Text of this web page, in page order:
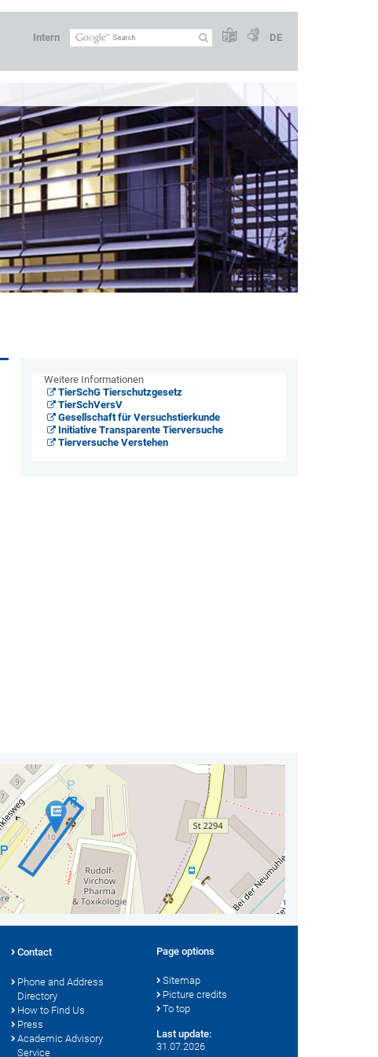
Intern DE
Weitere Informationen
TierSchG Tierschutzgesetz
TierSchVersV
Gesellschaft für Versuchstierkunde
Initiative Transparente Tierversuche
Tierversuche Verstehen
Contact
Phone and Address
Directory
How to Find Us
Press
Academic Advisory
Service
Page options
Sitemap
Picture credits
To top
Last update:
31.07.2026